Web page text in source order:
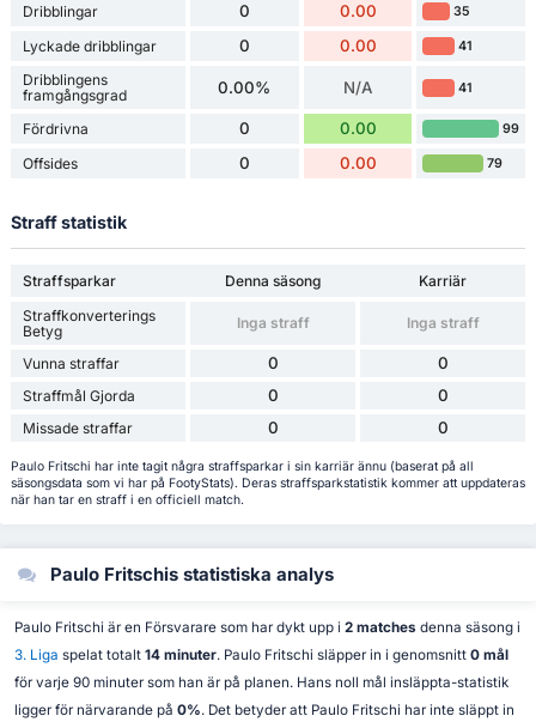
Dribblingar 0 0.00 35
Lyckade dribblingar 0 0.00 41
Dribblingens
framgångsgrad
0.00% N/A 41
Fördrivna 0 0.00 99
Offsides 0 0.00 79
Straff statistik
Straffsparkar Denna säsong
Karriär
Straffkonverterings
Betyg
Inga straff Inga straff
Vunna straffar 0 0
Straffmål Gjorda 0 0
Missade straffar 0 0
Paulo Fritschi har inte tagit några straffsparkar i sin karriär ännu (baserat på all
säsongsdata som vi har på FootyStats). Deras straffsparkstatistik kommer att uppdateras
när han tar en straff i en officiell match.
Paulo Fritschis statistiska analys
Paulo Fritschi är en Försvarare som har dykt upp i 2 matches denna säsong i
3. Liga spelat totalt 14 minuter. Paulo Fritschi släpper in i genomsnitt 0 mål
för varje 90 minuter som han är på planen. Hans noll mål insläppta-statistik
ligger för närvarande på 0%. Det betyder att Paulo Fritschi har inte släppt in